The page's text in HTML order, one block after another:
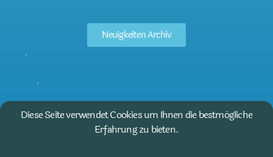
Neuigkeiten Archiv
Diese Seite verwendet Cookies um Ihnen die bestmögliche
Erfahrung zu bieten.